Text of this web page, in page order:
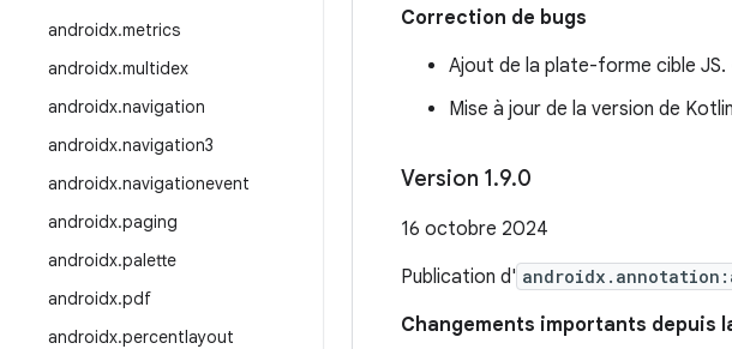
androidx.metrics
androidx.multidex
androidx.navigation
androidx.navigation3
androidx.navigationevent
androidx.paging
androidx.palette
androidx.pdf
androidx.percentlayout
Correction de bugs
Ajout de la plate-forme cible JS.
Mise à jour de la version de
Version 1.9.0
16 octobre 2024
Publication d'
Changements importants depuis